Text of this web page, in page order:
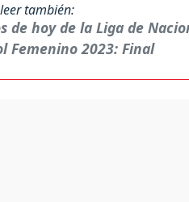
también:
de hoy de la Liga de
Femenino 2023: Final